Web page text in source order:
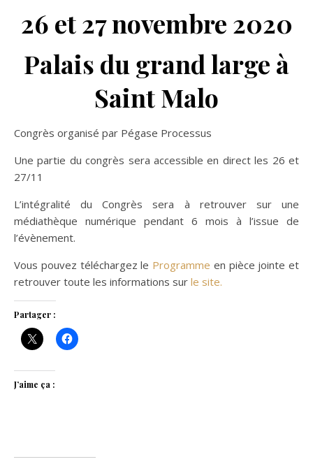
26 et 27 novembre 2020
Palais du grand large à
Saint Malo
Congrès organisé par Pégase Processus
Une partie du congrès sera accessible en direct les 26 et
27/11
L’intégralité du Congrès sera à retrouver sur une
médiathèque numérique pendant 6 mois à l’issue de
l’évènement.
Vous pouvez téléchargez le Programme en pièce jointe et
retrouver toute les informations sur le site.
Partager :
J’aime ça :